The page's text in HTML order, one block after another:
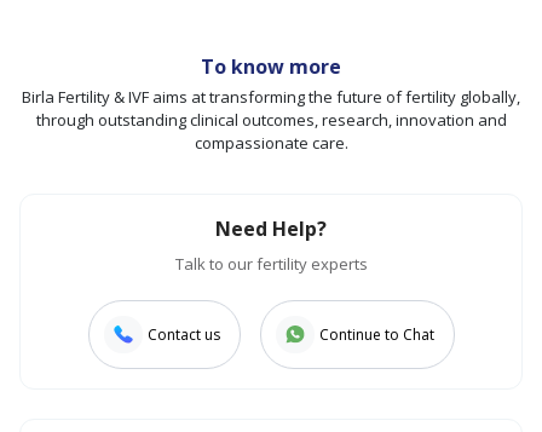
To know more
Birla Fertility & IVF aims at transforming the future of fertility globally,
through outstanding clinical outcomes, research, innovation and
compassionate care.
Need Help?
Talk to our fertility experts
Contact us Continue to Chat